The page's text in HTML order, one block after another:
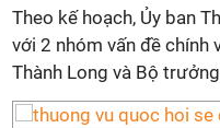
Theo kế hoạch, Ủy ban
với 2 nhóm vấn đề chính
Thành Long và Bộ